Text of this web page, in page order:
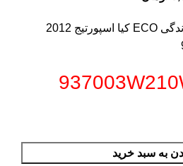
کلید تنظیم چراغ جلو لغزندگی ECO کیا اسپورتیج 2012
به سبد خرید